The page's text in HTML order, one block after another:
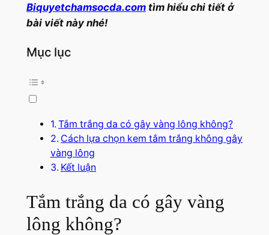
Biquyetchamsocda.comtìm hiểu chi tiết ở
bài viết này nhé!
Mục lục
Tắm trắng da có gây vàng lông không?
Cách lựa chọn kem tắm trắng không gây
vàng lông
Kết luận
Tắm trắng da có gây vàng
lông không?